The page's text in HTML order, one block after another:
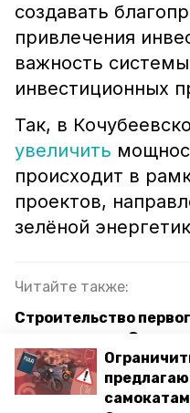
создавать
привлечения
важность
инвестиционных
Так, в
увеличить
происходит в
проектов,
зелёной
Читайте также:
Строительство
завершают на
Завод по
сельхозтехники